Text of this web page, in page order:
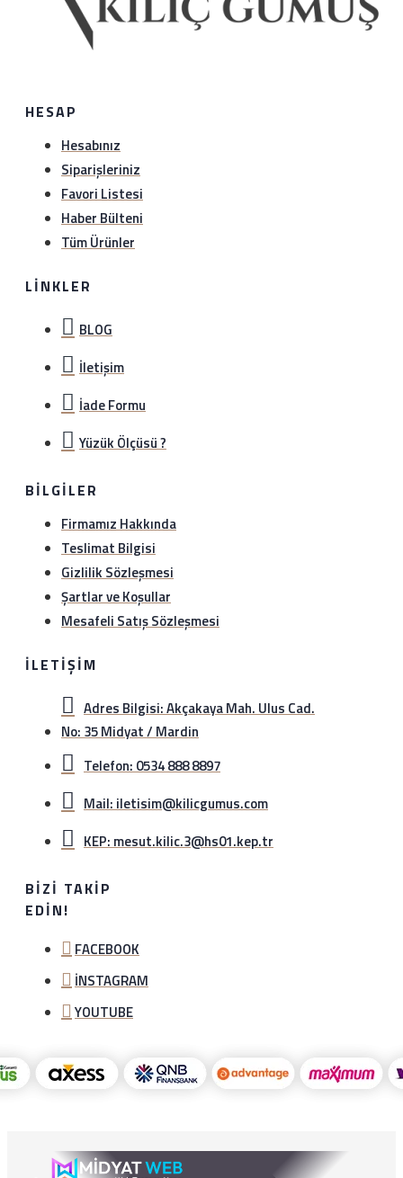
HESAP
Hesabınız
Siparişleriniz
Favori Listesi
Haber Bülteni
Tüm Ürünler
LINKLER
BLOG
İletişim
İade Formu
Yüzük Ölçüsü ?
BILGILER
Firmamız Hakkında
Teslimat Bilgisi
Gizlilik Sözleşmesi
Şartlar ve Koşullar
Mesafeli Satış Sözleşmesi
İLETIŞIM
Adres Bilgisi: Akçakaya Mah. Ulus Cad.
No: 35 Midyat / Mardin
Telefon: 0534 888 8897
Mail: iletisim@kilicgumus.com
KEP: mesut.kilic.3@hs01.kep.tr
BIZI TAKIP
EDIN!
FACEBOOK
İNSTAGRAM
YOUTUBE